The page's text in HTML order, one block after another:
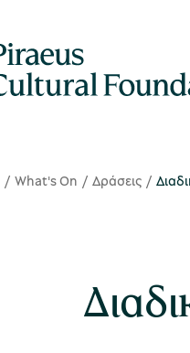
What's On Δράσεις